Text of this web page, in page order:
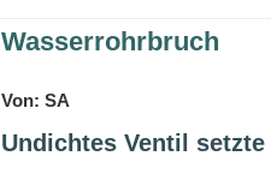
Wasserrohrbruch
Von: SA
Undichtes Ventil